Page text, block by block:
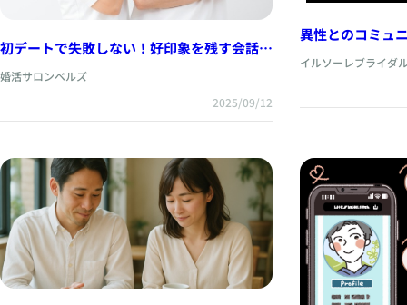
初デートで失敗しない！好印象を残す会話・
婚活サロンベルズ
2025/09/12
異性とのコミュ
イルソーレブライダ